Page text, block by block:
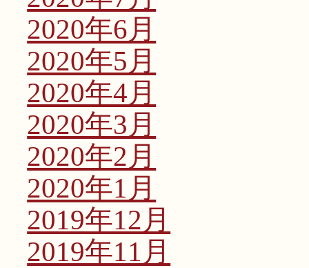
2020年6月
2020年5月
2020年4月
2020年3月
2020年2月
2020年1月
2019年12月
2019年11月